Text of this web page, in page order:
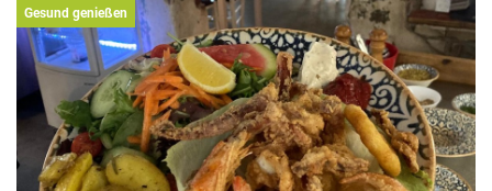
Wo? An der Germania Brauerei 4, Germania
Campus
Gesund genießen